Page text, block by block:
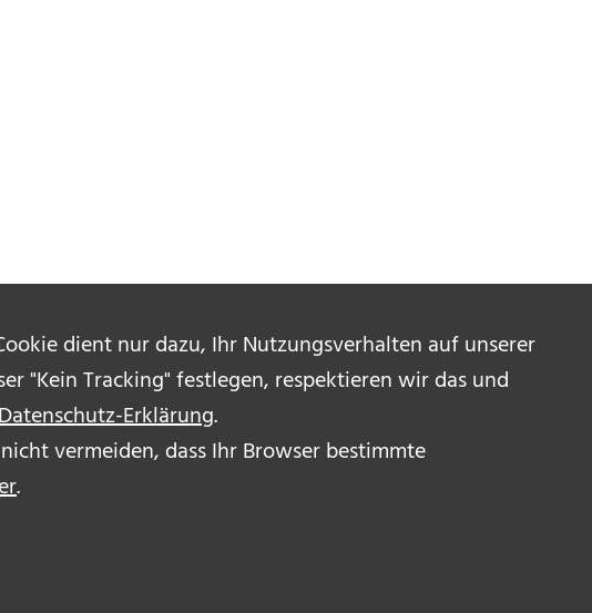
dient nur dazu, Ihr Nutzungsverhalten auf unserer
"Kein Tracking" festlegen, respektieren wir das und
Erklärung.
vermeiden, dass Ihr Browser bestimmte
.
ÜBER UNS